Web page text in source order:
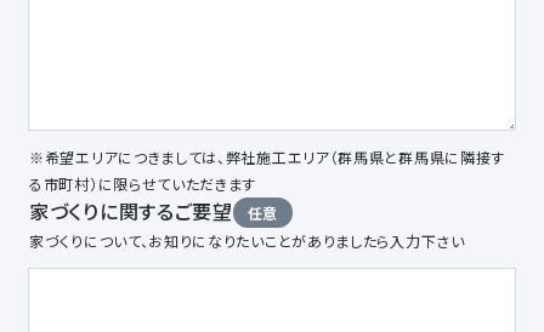
※希望エリアにつきましては、弊社施工エリア（群馬県と群馬県に隣接す
る市町村）に限らせていただきます
任意
家づくりに関するご要望
家づくりについて、お知りになりたいことがありましたら入力下さい